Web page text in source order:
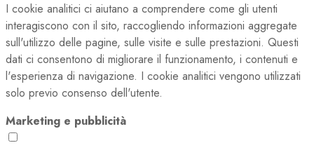
I cookie analitici ci aiutano a comprendere come gli utenti
interagiscono con il sito, raccogliendo informazioni aggregate
sull'utilizzo delle pagine, sulle visite e sulle prestazioni. Questi
dati ci consentono di migliorare il funzionamento, i contenuti e
l'esperienza di navigazione. I cookie analitici vengono utilizzati
solo previo consenso dell'utente.
Marketing e pubblicità